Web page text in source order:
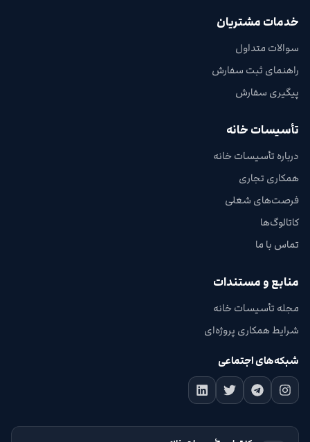
خدمات مشتریان
سوالات متداول
راهنمای ثبت سفارش
پیگیری سفارش
تأسیسات خانه
درباره تأسیسات خانه
همکاری تجاری
فرصت‌های شغلی
کاتالوگ‌ها
تماس با ما
منابع و مستندات
مجله تأسیسات خانه
شرایط همکاری پروژه‌ای
شبکه‌های اجتماعی